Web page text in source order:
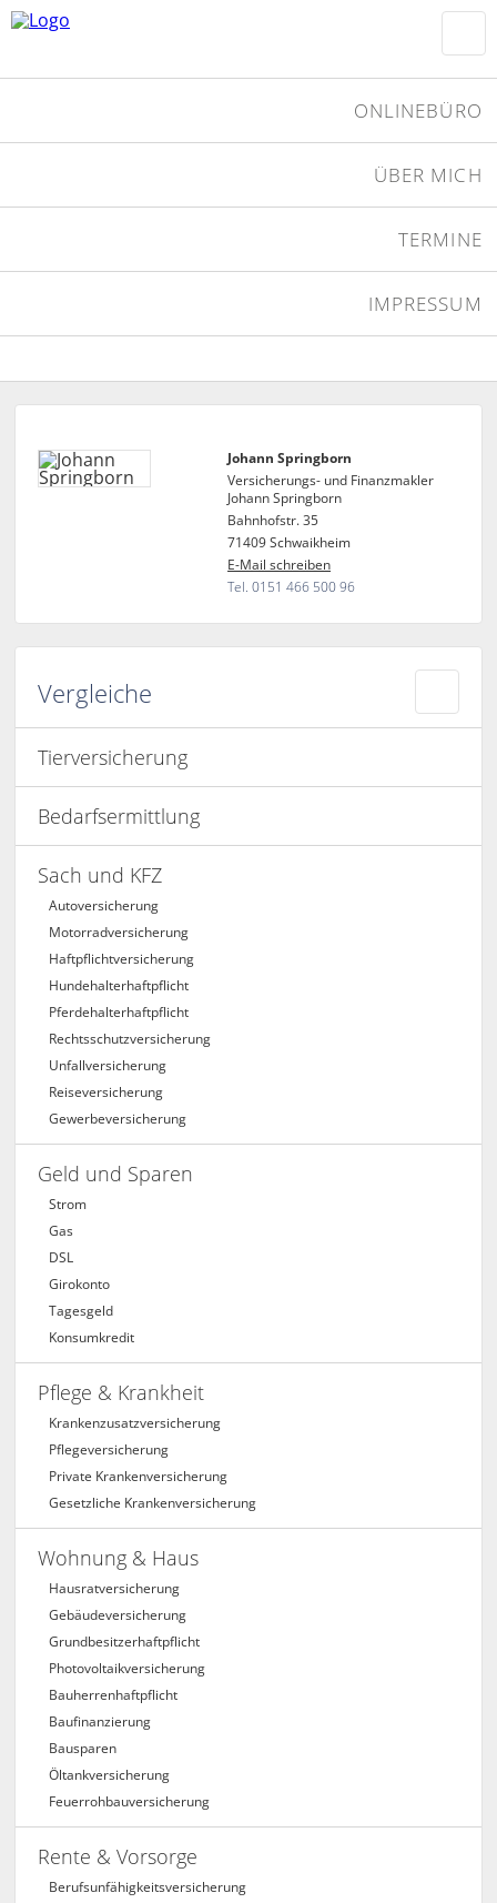
ONLINEBÜRO
ÜBER MICH
TERMINE
IMPRESSUM
Johann Springborn
Versicherungs- und Finanzmakler
Johann Springborn
Bahnhofstr. 35
71409 Schwaikheim
E-Mail schreiben
Tel. 0151 466 500 96
Vergleiche
Tierversicherung
Bedarfsermittlung
Sach und KFZ
Autoversicherung
Motorradversicherung
Haftpflichtversicherung
Hundehalterhaftpflicht
Pferdehalterhaftpflicht
Rechtsschutzversicherung
Unfallversicherung
Reiseversicherung
Gewerbeversicherung
Geld und Sparen
Strom
Gas
DSL
Girokonto
Tagesgeld
Konsumkredit
Pflege & Krankheit
Krankenzusatzversicherung
Pflegeversicherung
Private Krankenversicherung
Gesetzliche Krankenversicherung
Wohnung & Haus
Hausratversicherung
Gebäudeversicherung
Grundbesitzerhaftpflicht
Photovoltaikversicherung
Bauherrenhaftpflicht
Baufinanzierung
Bausparen
Öltankversicherung
Feuerrohbauversicherung
Rente & Vorsorge
Berufs­unfähigkeitsversicherung